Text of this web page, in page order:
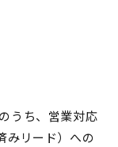
うち、営業対応
みリード）への